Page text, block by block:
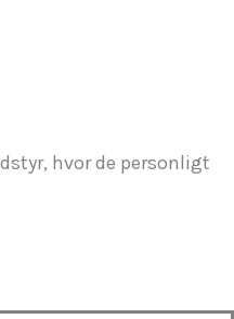
hvor de personligt